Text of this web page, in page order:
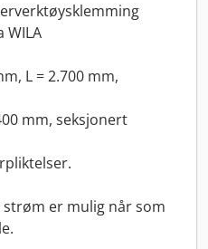
WILA
L = 2.700 mm,
mm, seksjonert
er mulig når som